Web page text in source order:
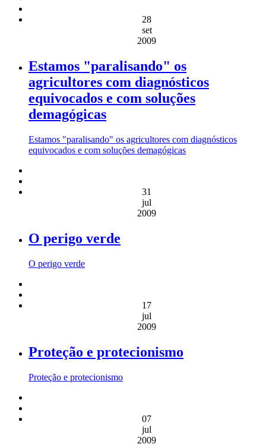
28
set
2009
Estamos "paralisando" os
agricultores com diagnósticos
equivocados e com soluções
demagógicas
Estamos "paralisando" os agricultores com diagnósticos
equivocados e com soluções demagógicas
31
jul
2009
O perigo verde
O perigo verde
17
jul
2009
Proteção e protecionismo
Proteção e protecionismo
07
jul
2009